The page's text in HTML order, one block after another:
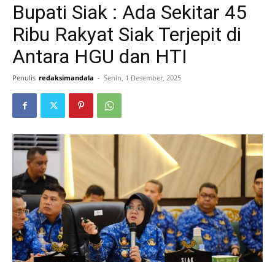
Bupati Siak : Ada Sekitar 45
Ribu Rakyat Siak Terjepit di
Antara HGU dan HTI
Penulis redaksimandala - Senin, 1 Desember, 2025